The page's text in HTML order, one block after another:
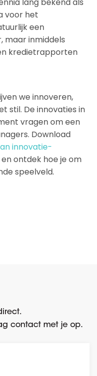
voor het
een
maar inmiddels
kredietrapporten
we innoveren,
stil. De innovaties in
vragen om een
Download
innovatie-
en ontdek hoe je om
speelveld.
contact met je op.